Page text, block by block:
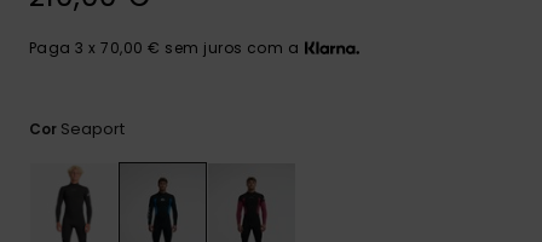
nosso
Paga 3 x 70,00 € sem juros com a
Cor Seaport